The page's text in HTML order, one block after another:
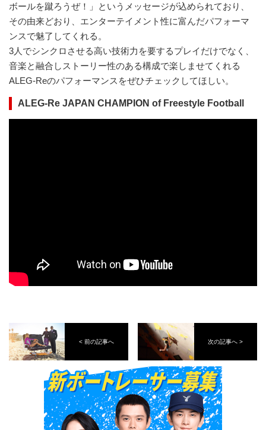
ボールを蹴ろうぜ！」というメッセージが込められており、
その由来どおり、エンターテイメント性に富んだパフォーマ
ンスで魅了してくれる。
3人でシンクロさせる高い技術力を要するプレイだけでなく、
音楽と融合しストーリー性のある構成で楽しませてくれる
ALEG-Reのパフォーマンスをぜひチェックしてほしい。
ALEG-Re JAPAN CHAMPION of Freestyle Football
< 前の記事へ 次の記事へ >